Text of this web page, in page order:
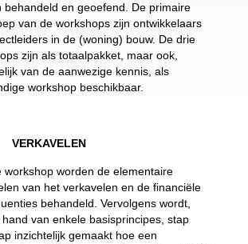
behandeld en geoefend. De primaire
van de workshops zijn ontwikkelaars
in de (woning) bouw. De drie
zijn als totaalpakket, maar ook,
van de aanwezige kennis, als
workshop beschikbaar.
VERKAVELEN
workshop worden de elementaire
van het verkavelen en de financiële
behandeld. Vervolgens wordt,
van enkele basisprincipes, stap
inzichtelijk gemaakt hoe een